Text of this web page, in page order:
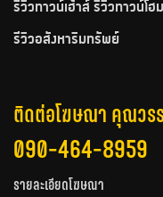
รีวิวทาวน์เฮ้าส์ รีวิวทาวน์โฮม
รีวิวอสังหาริมทรัพย์
ติดต่อโฆษณา คุณว
090-464-8959
รายละเอียดโฆษณา